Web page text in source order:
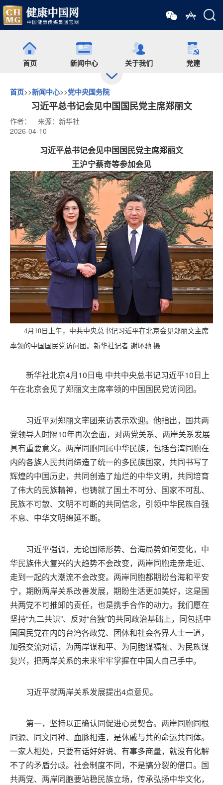
首页 新闻中心 关于我们 党建
出版 食药网 培训 会展
药师在线
微信矩阵
首页>>新闻中心>>党中央国务院
习近平总书记会见中国国民党主席郑丽文
作者：
来源：新华社
2026-04-10
习近平总书记会见中国国民党主席郑丽文
王沪宁蔡奇等参加会见
4月10日上午，中共中央总书记习近平在北京会见郑丽文主席
率领的中国国民党访问团。新华社记者 谢环驰 摄
新华社北京4月10日电 中共中央总书记习近平10日上
午在北京会见了郑丽文主席率领的中国国民党访问团。
习近平对郑丽文率团来访表示欢迎。他指出，国共两
党领导人时隔10年再次会面，对两党关系、两岸关系发展
具有重要意义。两岸同胞同属中华民族，包括台湾同胞在
内的各族人民共同缔造了统一的多民族国家，共同书写了
辉煌的中国历史，共同创造了灿烂的中华文明，共同培育
了伟大的民族精神，也铸就了国土不可分、国家不可乱、
民族不可散、文明不可断的共同信念，引领中华民族自强
不息、中华文明绵延不断。
习近平强调，无论国际形势、台海局势如何变化，中
华民族伟大复兴的大趋势不会改变，两岸同胞走亲走近、
走到一起的大潮流不会改变。两岸同胞都期盼台海和平安
宁，期盼两岸关系改善发展，期盼生活更加美好，这是国
共两党不可推卸的责任，也是携手合作的动力。我们愿在
坚持“九二共识”、反对“台独”的共同政治基础上，同包括中
国国民党在内的台湾各政党、团体和社会各界人士一道，
加强交流对话，为两岸谋和平、为同胞谋福祉、为民族谋
复兴，把两岸关系的未来牢牢掌握在中国人自己手中。
习近平就两岸关系发展提出4点意见。
第一，坚持以正确认同促进心灵契合。两岸同胞同根
同源、同文同种、血脉相连，是休戚与共的命运共同体。
一家人相处，只要有话好好说、有事多商量，就没有化解
不了的矛盾分歧。社会制度不同，不是搞分裂的借口。国
共两党、两岸同胞要站稳民族立场，传承弘扬中华文化，